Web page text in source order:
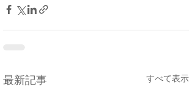
最新記事 すべて表示